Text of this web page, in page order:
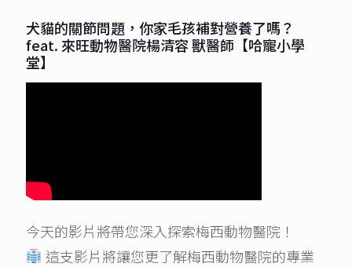
犬貓的關節問題，你家毛孩補對營養了嗎？
feat. 來旺動物醫院楊清容 獸醫師【哈寵小學
堂】
今天的影片將帶您深入探索梅西動物醫院！
這支影片將讓您更了解梅西動物醫院的專業